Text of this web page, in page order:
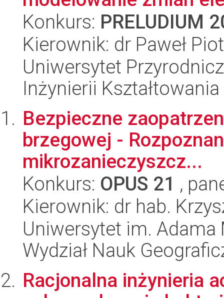
Konkurs: PRELUDIUM
Kierownik: dr Paweł
Uniwersytet
Inżynierii
Bezpieczne
brzegowej -
mikrozanieczyszcz...
Konkurs: OPUS 21 ,
Kierownik: dr hab.
Uniwersytet im.
Wydział Nauk
Racjonalna inżynieria